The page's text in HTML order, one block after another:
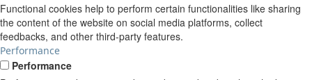
Functional cookies help to perform certain functionalities like sharing
the content of the website on social media platforms, collect
feedbacks, and other third-party features.
Performance
Performance